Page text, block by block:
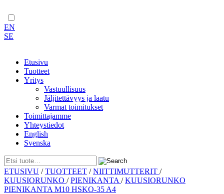
EN
SE
Etusivu
Tuotteet
Yritys
Vastuullisuus
Jäljitettävyys ja laatu
Varmat toimitukset
Toimittajamme
Yhteystiedot
English
Svenska
Skip
to
content
ETUSIVU /TUOTTEET /NIITTIMUTTERIT /
KUUSIORUNKO /PIENIKANTA /KUUSIORUNKO
PIENIKANTA M10 HSKO-35 A4